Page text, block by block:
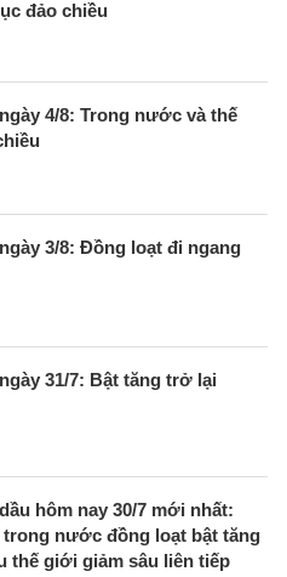
đảo chiều
4/8: Trong nước và thế
3/8: Đồng loạt đi ngang
31/7: Bật tăng trở lại
hôm nay 30/7 mới nhất:
trong nước đồng loạt bật tăng
thế giới giảm sâu liên tiếp